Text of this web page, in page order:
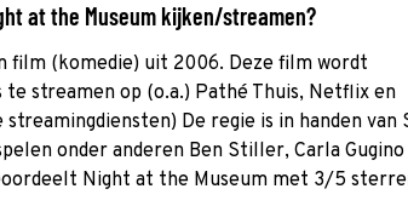
at the Museum kijken/streamen?
film (komedie) uit 2006. Deze film wordt
te streamen op (o.a.) Pathé Thuis, Netflix en
De regie is in handen van
onder anderen Ben Stiller, Carla
Night at the Museum met 3/5